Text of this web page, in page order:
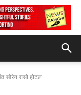
सोरेन रासो होटल